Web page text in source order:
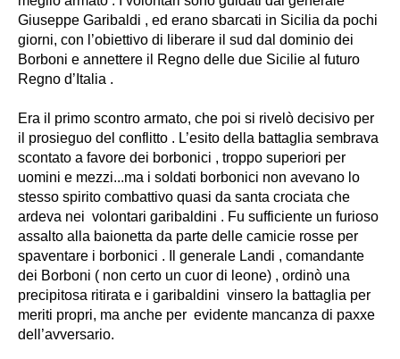
Giuseppe Garibaldi , ed erano sbarcati in Sicilia da pochi
giorni, con l’obiettivo di liberare il sud dal dominio dei
Borboni e annettere il Regno delle due Sicilie al futuro
Regno d’Italia .
Era il primo scontro armato, che poi si rivelò decisivo per
il prosieguo del conflitto . L’esito della battaglia sembrava
scontato a favore dei borbonici , troppo superiori per
uomini e mezzi...ma i soldati borbonici non avevano lo
stesso spirito combattivo quasi da santa crociata che
ardeva nei volontari garibaldini . Fu sufficiente un furioso
assalto alla baionetta da parte delle camicie rosse per
spaventare i borbonici . Il generale Landi , comandante
dei Borboni ( non certo un cuor di leone) , ordinò una
precipitosa ritirata e i garibaldini vinsero la battaglia per
meriti propri, ma anche per evidente mancanza di paxxe
dell’avversario.